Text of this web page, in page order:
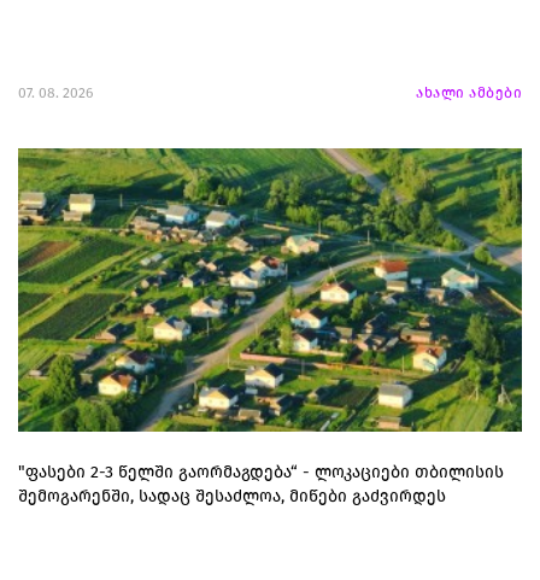
07. 08. 2026 ახალი ამბები
"ფასები 2-3 წელში გაორმაგდება“ - ლოკაციები თბილისის
შემოგარენში, სადაც შესაძლოა, მიწები გაძვირდეს